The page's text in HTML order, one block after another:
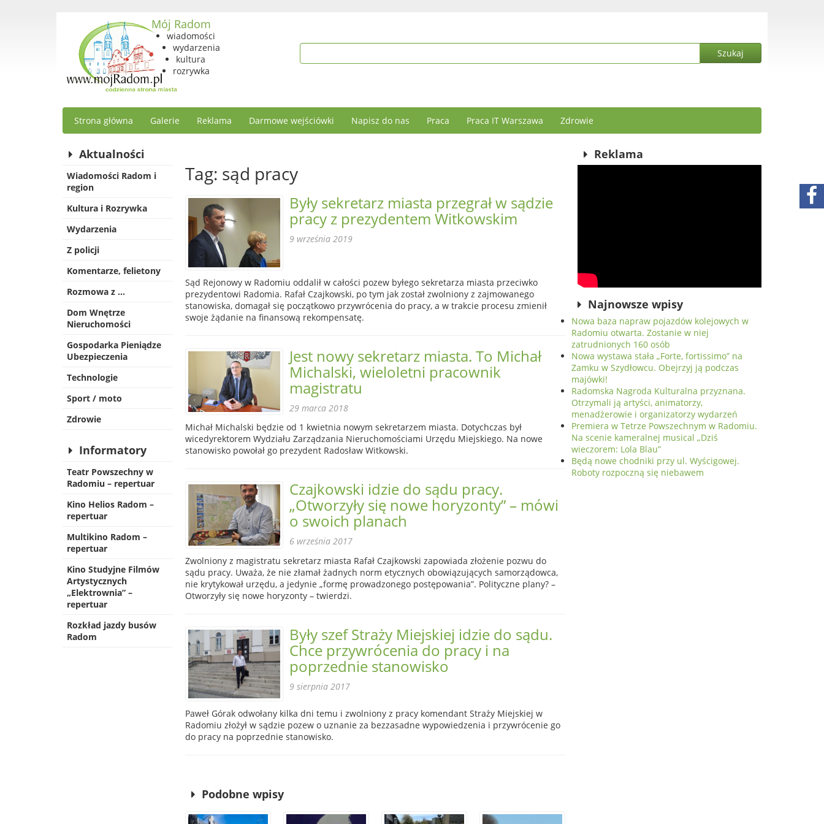
Mój Radom
wiadomości
wydarzenia
kultura
rozrywka
Strona główna Galerie Reklama Darmowe wejściówki Napisz do nas Praca Praca IT Warszawa Zdrowie
Aktualności
Wiadomości Radom i
region
Kultura i Rozrywka
Wydarzenia
Z policji
Komentarze, felietony
Rozmowa z …
Dom Wnętrze
Nieruchomości
Gospodarka Pieniądze
Ubezpieczenia
Technologie
Sport / moto
Zdrowie
Informatory
Teatr Powszechny w
Radomiu – repertuar
Kino Helios Radom –
repertuar
Multikino Radom –
repertuar
Kino Studyjne Filmów
Artystycznych
„Elektrownia” –
repertuar
Rozkład jazdy busów
Radom
Tag: sąd pracy
Były sekretarz miasta przegrał w sądzie
pracy z prezydentem Witkowskim
9 września 2019
Sąd Rejonowy w Radomiu oddalił w całości pozew byłego sekretarza miasta przeciwko
prezydentowi Radomia. Rafał Czajkowski, po tym jak został zwolniony z zajmowanego
stanowiska, domagał się początkowo przywrócenia do pracy, a w trakcie procesu zmienił
swoje żądanie na finansową rekompensatę.
Jest nowy sekretarz miasta. To Michał
Michalski, wieloletni pracownik
magistratu
29 marca 2018
Michał Michalski będzie od 1 kwietnia nowym sekretarzem miasta. Dotychczas był
wicedyrektorem Wydziału Zarządzania Nieruchomościami Urzędu Miejskiego. Na nowe
stanowisko powołał go prezydent Radosław Witkowski.
Czajkowski idzie do sądu pracy.
„Otworzyły się nowe horyzonty” – mówi
o swoich planach
6 września 2017
Zwolniony z magistratu sekretarz miasta Rafał Czajkowski zapowiada złożenie pozwu do
sądu pracy. Uważa, że nie złamał żadnych norm etycznych obowiązujących samorządowca,
nie krytykował urzędu, a jedynie „formę prowadzonego postępowania”. Polityczne plany? –
Otworzyły się nowe horyzonty – twierdzi.
Były szef Straży Miejskiej idzie do sądu.
Chce przywrócenia do pracy i na
poprzednie stanowisko
9 sierpnia 2017
Paweł Górak odwołany kilka dni temu i zwolniony z pracy komendant Straży Miejskiej w
Radomiu złożył w sądzie pozew o uznanie za bezzasadne wypowiedzenia i przywrócenie go
do pracy na poprzednie stanowisko.
Podobne wpisy
Reklama
Najnowsze wpisy
Nowa baza napraw pojazdów kolejowych w
Radomiu otwarta. Zostanie w niej
zatrudnionych 160 osób
Nowa wystawa stała „Forte, fortissimo” na
Zamku w Szydłowcu. Obejrzyj ją podczas
majówki!
Radomska Nagroda Kulturalna przyznana.
Otrzymali ją artyści, animatorzy,
menadżerowie i organizatorzy wydarzeń
Premiera w Tetrze Powszechnym w Radomiu.
Na scenie kameralnej musical „Dziś
wieczorem: Lola Blau”
Będą nowe chodniki przy ul. Wyścigowej.
Roboty rozpoczną się niebawem